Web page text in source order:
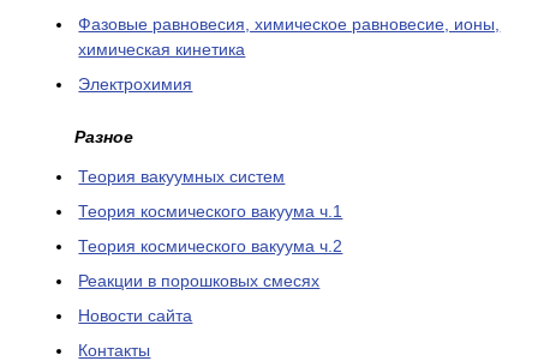
Фазовые равновесия, химическое равновесие, ионы,
химическая кинетика
Электрохимия
Разное
Теория вакуумных систем
Теория космического вакуума ч.1
Теория космического вакуума ч.2
Реакции в порошковых смесях
Новости сайта
Контакты